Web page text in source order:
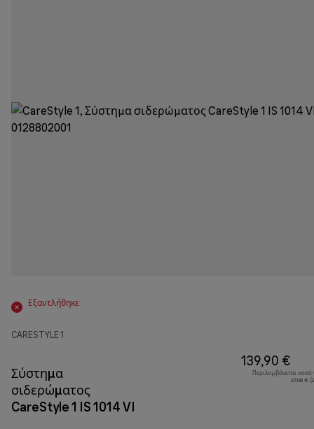
Εξαντλήθηκε
CARESTYLE 1
Σύστημα
σιδερώματος
CareStyle 1 IS 1014 VI
139,90 €
Περιλαμβάνεται
27,08 €